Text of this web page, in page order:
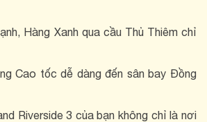
Hàng Xanh qua cầu Thủ Thiêm chỉ
Cao tốc dễ dàng đến sân bay Đồng
Riverside 3 của bạn không chỉ là nơi